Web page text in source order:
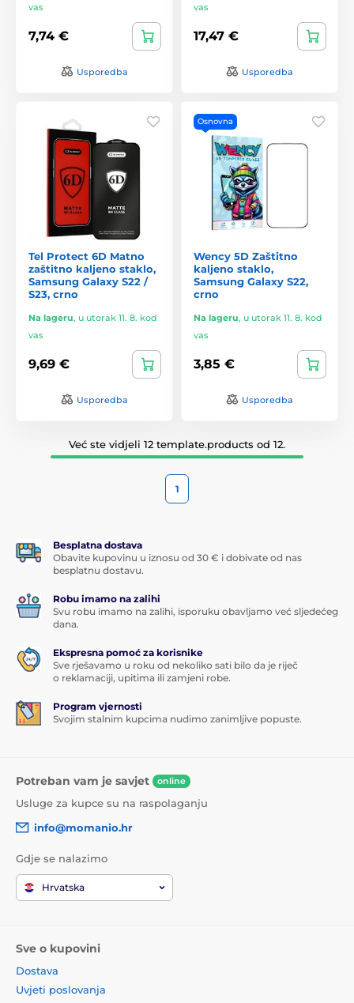
vas
7,74 €
Usporedba
vas
17,47 €
Usporedba
Tel Protect 6D Matno
zaštitno kaljeno staklo,
Samsung Galaxy S22 /
S23, crno
Na lageru, u utorak 11. 8. kod
vas
9,69 €
Usporedba
Osnovna
Wency 5D Zaštitno
kaljeno staklo,
Samsung Galaxy S22,
crno
Na lageru, u utorak 11. 8. kod
vas
3,85 €
Usporedba
Već ste vidjeli 12 template.products od 12.
1
Besplatna dostava
Obavite kupovinu u iznosu od 30 € i dobivate od nas
besplatnu dostavu.
Robu imamo na zalihi
Svu robu imamo na zalihi, isporuku obavljamo već sljedećeg
dana.
Ekspresna pomoć za korisnike
Sve rješavamo u roku od nekoliko sati bilo da je riječ
o reklamaciji, upitima ili zamjeni robe.
Program vjernosti
Svojim stalnim kupcima nudimo zanimljive popuste.
Potreban vam je savjet online
Usluge za kupce su na raspolaganju
info@momanio.hr
Gdje se nalazimo
Hrvatska
Sve o kupovini
Dostava
Uvjeti poslovanja